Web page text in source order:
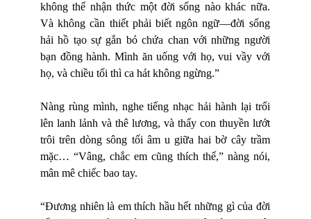
không thể nhận thức một đời sống nào khác nữa.
Và không cần thiết phải biết ngôn ngữ—đời sống
hải hồ tạo sự gắn bó chứa chan với những người
bạn đồng hành. Mình ăn uống với họ, vui vầy với
họ, và chiều tối thì ca hát không ngừng.”
Nàng rùng mình, nghe tiếng nhạc hải hành lại trổi
lên lanh lảnh và thê lương, và thấy con thuyền lướt
trôi trên dòng sông tối âm u giữa hai bờ cây trầm
mặc… “Vâng, chắc em cũng thích thế,” nàng nói,
mân mê chiếc bao tay.
“Đương nhiên là em thích hầu hết những gì của đời